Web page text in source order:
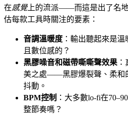
在感覺上的流派——而這是出了名
估每款工具時關注的要素：
音調溫暖度 ：輸出聽起來是
且數位感的？
黑膠噪音和磁帶嘶嘶聲效果
美之處——黑膠爆裂聲、柔和
抖動。
BPM控制 ：大多數lo-fi在
整節奏嗎？